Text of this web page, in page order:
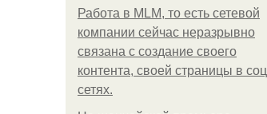
Работа в MLM, то есть сетевой
компании сейчас неразрывно
связана с создание своего
контента, своей страницы в соц
сетях.